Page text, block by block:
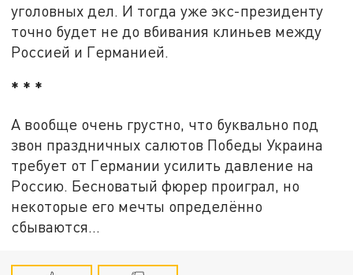
уголовных дел. И тогда уже экс-президенту
точно будет не до вбивания клиньев между
Россией и Германией.
* * *
А вообще очень грустно, что буквально под
звон праздничных салютов Победы Украина
требует от Германии усилить давление на
Россию. Бесноватый фюрер проиграл, но
некоторые его мечты определённо
сбываются…